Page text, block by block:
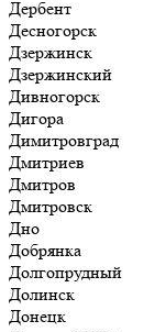
Дербент
Десногорск
Дзержинск
Дзержинский
Дивногорск
Дигора
Димитровград
Дмитриев
Дмитров
Дмитровск
Дно
Добрянка
Долгопрудный
Долинск
Донецк